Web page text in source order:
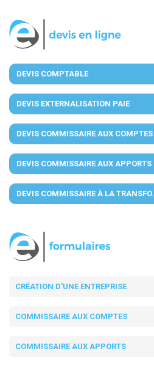
DEVIS COMPTABLE
DEVIS EXTERNALISATION PAIE
DEVIS COMMISSAIRE AUX COMPTES
DEVIS COMMISSAIRE AUX APPORTS
DEVIS COMMISSAIRE À LA TRANSFO.
CRÉATION D'UNE ENTREPRISE
COMMISSAIRE AUX COMPTES
COMMISSAIRE AUX APPORTS